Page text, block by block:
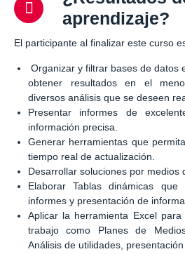
aprendizaje?
El participante al finalizar este curso
Organizar y filtrar bases de datos
obtener resultados en el
diversos análisis que se deseen
Presentar informes de
información precisa.
Generar herramientas que
tiempo real de actualización.
Desarrollar soluciones por medios
Elaborar Tablas dinámicas que
informes y presentación de
Aplicar la herramienta Excel
trabajo como Planes de
Análisis de utilidades,